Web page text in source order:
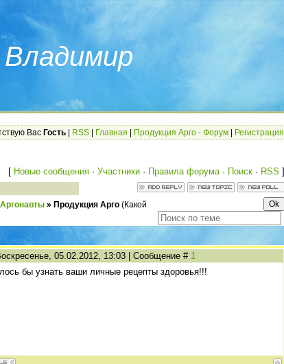
Вас Гость RSS Главная Продукция Арго - Форум Регистрация
[ Новые сообщения · Участники · Правила форума· Поиск · RSS ]
» Продукция Арго (Какой
05.02.2012, 13:03 | Сообщение # 1
бы узнать ваши личные рецепты здоровья!!!